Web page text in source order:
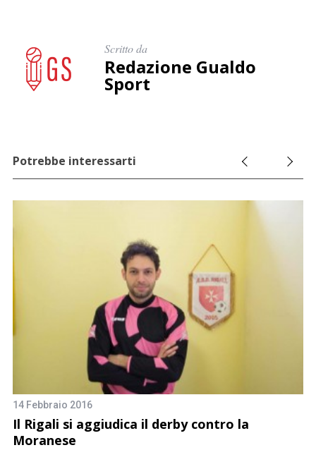
Scritto da
Redazione Gualdo
Sport
Potrebbe interessarti
14 Febbraio 2016
Il Rigali si aggiudica il derby contro la
Moranese